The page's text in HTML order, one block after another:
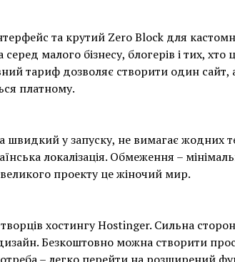
та крутий Zero Block для
малого бізнесу, блогерів і тих, хто
тариф дозволяє створити один сайт,
платному.
швидкий у запуску, не вимагає жодних
локалізація. Обмеження –
проекту це жіночий мир.
творців хостингу Hostinger. Сильна
Безкоштовно можна створити